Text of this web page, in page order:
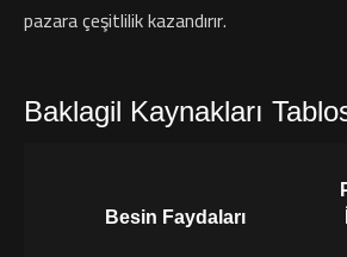
pazara çeşitlilik kazandırır.
Baklagil Kaynakları
Besin Faydaları